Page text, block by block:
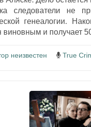
следователи не
генеалогии.
виновным и получает
неизвестен True